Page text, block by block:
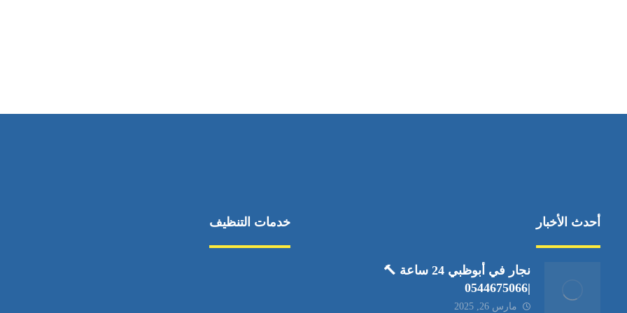
أحدث الأخبار
نجار في أبوظبي 24 ساعة 🔨
|0544675066
مارس 26, 2025
خدمات التنظيف